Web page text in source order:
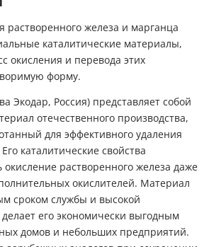
растворенного железа и марганца
каталитические материалы,
окисления и перевода этих
форму.
Экодар, Россия) представляет собой
отечественного производства,
для эффективного удаления
каталитические свойства
окисление растворенного железа даже
окислителей. Материал
сроком службы и высокой
его экономически выгодным
домов и небольших предприятий.